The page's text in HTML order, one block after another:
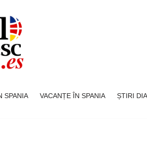
SPANIA VACANȚE ÎN SPANIA
ȘTIRI